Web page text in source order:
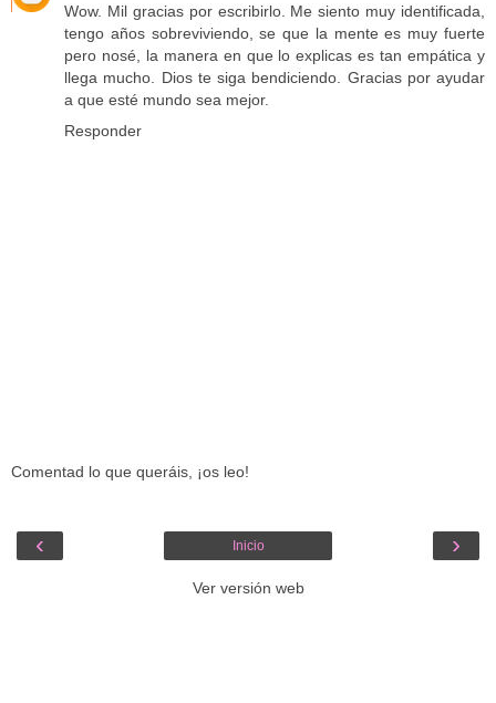
Wow. Mil gracias por escribirlo. Me siento muy identificada,
tengo años sobreviviendo, se que la mente es muy fuerte
pero nosé, la manera en que lo explicas es tan empática y
llega mucho. Dios te siga bendiciendo. Gracias por ayudar
a que esté mundo sea mejor.
Responder
Comentad lo que queráis, ¡os leo!
‹ ›
Inicio
Ver versión web